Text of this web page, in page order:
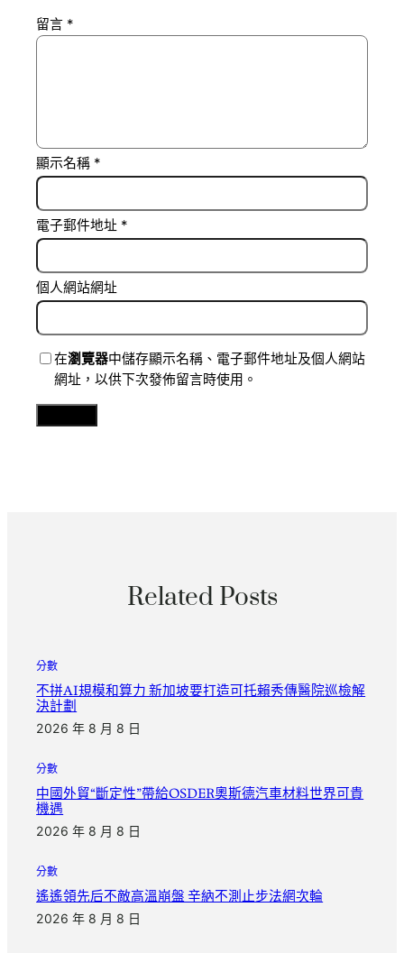
留言 *
顯示名稱 *
電子郵件地址 *
個人網站網址
在瀏覽器中儲存顯示名稱、電子郵件地址及個人網站
網址，以供下次發佈留言時使用。
Related Posts
分數
不拼AI規模和算力 新加坡要打造可托賴秀傳醫院巡檢解
決計劃
2026 年 8 月 8 日
分數
中國外貿“斷定性”帶給OSDER奧斯德汽車材料世界可貴
機遇
2026 年 8 月 8 日
分數
遙遙領先后不敵高溫崩盤 辛納不測止步法網次輪
2026 年 8 月 8 日